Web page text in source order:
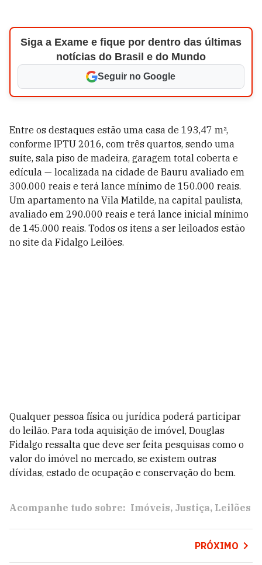
Siga a Exame e fique por dentro das últimas
notícias do Brasil e do Mundo
Seguir no Google
Entre os destaques estão uma casa de 193,47 m²,
conforme IPTU 2016, com três quartos, sendo uma
suíte, sala piso de madeira, garagem total coberta e
edícula — localizada na cidade de Bauru avaliado em
300.000 reais e terá lance mínimo de 150.000 reais.
Um apartamento na Vila Matilde, na capital paulista,
avaliado em 290.000 reais e terá lance inicial mínimo
de 145.000 reais. Todos os itens a ser leiloados estão
no site da Fidalgo Leilões.
Qualquer pessoa física ou jurídica poderá participar
do leilão. Para toda aquisição de imóvel, Douglas
Fidalgo ressalta que deve ser feita pesquisas como o
valor do imóvel no mercado, se existem outras
dívidas, estado de ocupação e conservação do bem.
Acompanhe tudo sobre: Imóveis Justiça Leilões
PRÓXIMO